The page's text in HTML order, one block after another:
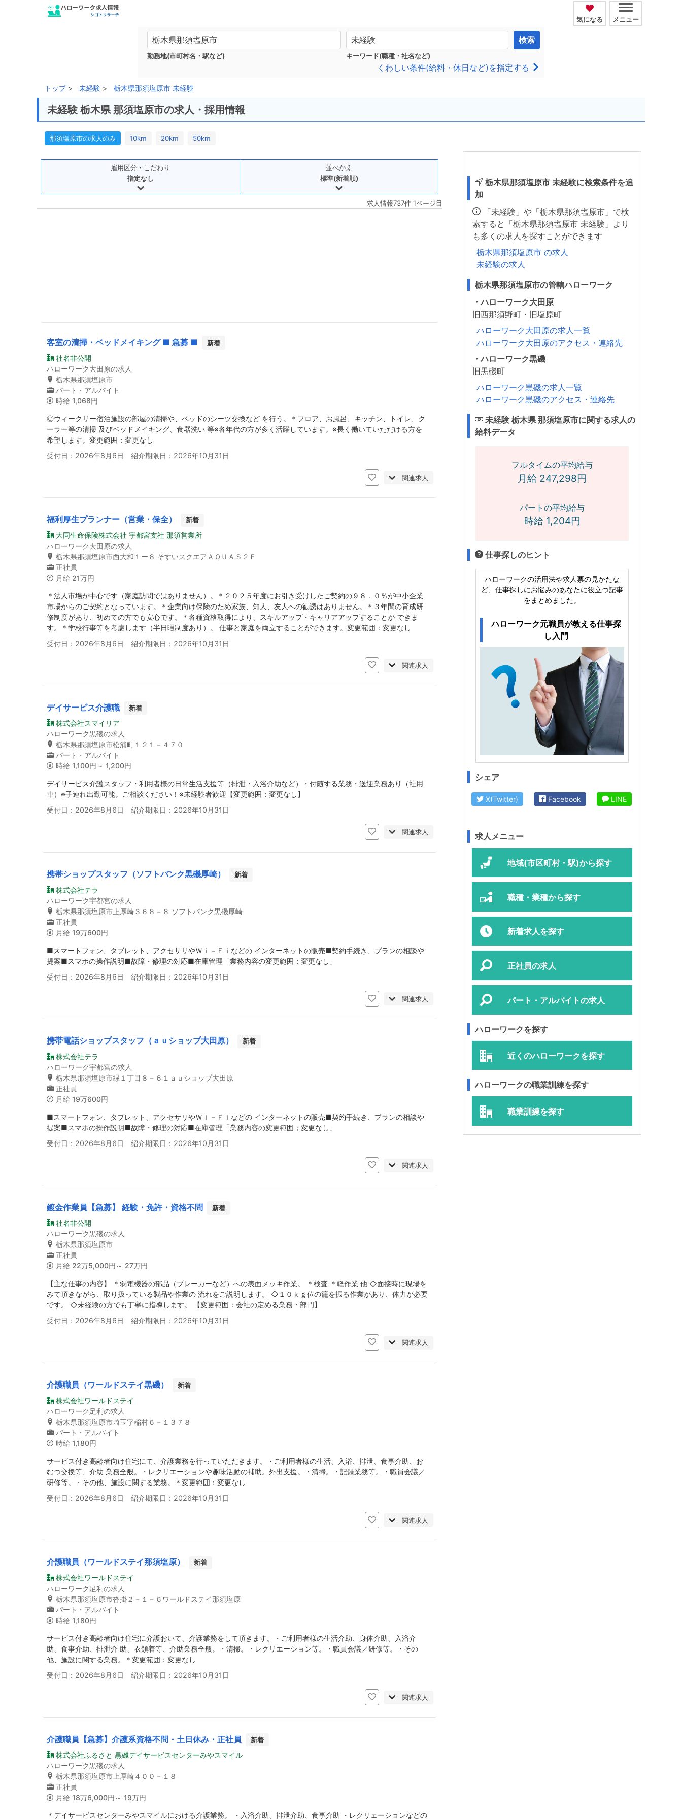
気になる メニュー
勤務地(市町村名・駅など) キーワード(職種・社名など)
検索
くわしい条件(給料・休日など)を指定する
トップ 未経験 栃木県那須塩原市 未経験
未経験 栃木県 那須塩原市の求人・採用情報
那須塩原市の求人のみ 10km 20km 50km
雇用区分・こだわり
指定なし
並べかえ
標準(新着順)
求人情報737件 1ページ目
客室の清掃・ベッドメイキング ■ 急募 ■ 新着
社名非公開
ハローワーク大田原の求人
栃木県那須塩原市
パート・アルバイト
時給 1,068円
◎ウィークリー宿泊施設の部屋の清掃や、ベッドのシーツ交換など を行う。＊フロア、お風呂、キッチン、トイレ、ク
ーラー等の清掃 及びベッドメイキング、食器洗い 等※各年代の方が多く活躍しています。※長く働いていただける方を
希望します。変更範囲：変更なし
受付日：2026年8月6日 紹介期限日：2026年10月31日
関連求人
福利厚生プランナー（営業・保全） 新着
大同生命保険株式会社 宇都宮支社 那須営業所
ハローワーク大田原の求人
栃木県那須塩原市西大和１ー８ そすいスクエアＡＱＵＡＳ２Ｆ
正社員
月給 21万円
＊法人市場が中心です（家庭訪問ではありません）。＊２０２５年度にお引き受けしたご契約の９８．０％が中小企業
市場からのご契約となっています。＊企業向け保険のため家族、知人、友人への勧誘はありません。＊３年間の育成研
修制度があり、初めての方でも安心です。＊各種資格取得により、スキルアップ・キャリアアップすることが できま
す。＊学校行事等を考慮します（半日暇制度あり）。 仕事と家庭を両立することができます。変更範囲：変更なし
受付日：2026年8月6日 紹介期限日：2026年10月31日
関連求人
デイサービス介護職 新着
株式会社スマイリア
ハローワーク黒磯の求人
栃木県那須塩原市松浦町１２１－４７０
パート・アルバイト
時給 1,100円～ 1,200円
デイサービス介護スタッフ・利用者様の日常生活支援等（排泄・入浴介助など）・付随する業務・送迎業務あり（社用
車）※子連れ出勤可能。ご相談ください！※未経験者歓迎【変更範囲：変更なし】
受付日：2026年8月6日 紹介期限日：2026年10月31日
関連求人
携帯ショップスタッフ（ソフトバンク黒磯厚崎） 新着
株式会社テラ
ハローワーク宇都宮の求人
栃木県那須塩原市上厚崎３６８－８ ソフトバンク黒磯厚崎
正社員
月給 19万600円
■スマートフォン、タブレット、アクセサリやＷｉ－Ｆｉなどの インターネットの販売■契約手続き、プランの相談や
提案■スマホの操作説明■故障・修理の対応■在庫管理「業務内容の変更範囲；変更なし」
受付日：2026年8月6日 紹介期限日：2026年10月31日
関連求人
携帯電話ショップスタッフ（ａｕショップ大田原） 新着
株式会社テラ
ハローワーク宇都宮の求人
栃木県那須塩原市緑１丁目８－６１ａｕショップ大田原
正社員
月給 19万600円
■スマートフォン、タブレット、アクセサリやＷｉ－Ｆｉなどの インターネットの販売■契約手続き、プランの相談や
提案■スマホの操作説明■故障・修理の対応■在庫管理「業務内容の変更範囲；変更なし」
受付日：2026年8月6日 紹介期限日：2026年10月31日
関連求人
鍍金作業員【急募】 経験・免許・資格不問 新着
社名非公開
ハローワーク黒磯の求人
栃木県那須塩原市
正社員
月給 22万5,000円～ 27万円
【主な仕事の内容】 ＊弱電機器の部品（ブレーカーなど）への表面メッキ作業。 ＊検査 ＊軽作業 他 ◇面接時に現場を
みて頂きながら、取り扱っている製品や作業の 流れをご説明します。 ◇１０ｋｇ位の籠を振る作業があり、体力が必要
です。 ◇未経験の方でも丁寧に指導します。 【変更範囲：会社の定める業務・部門】
受付日：2026年8月6日 紹介期限日：2026年10月31日
関連求人
介護職員（ワールドステイ黒磯） 新着
株式会社ワールドステイ
ハローワーク足利の求人
栃木県那須塩原市埼玉字稲村６－１３７８
パート・アルバイト
時給 1,180円
サービス付き高齢者向け住宅にて、介護業務を行っていただきます。・ご利用者様の生活、入浴、排泄、食事介助、お
むつ交換等、介助 業務全般。・レクリエーションや趣味活動の補助。外出支援。・清掃。・記録業務等。・職員会議／
研修等。・その他、施設に関する業務。＊変更範囲：変更なし
受付日：2026年8月6日 紹介期限日：2026年10月31日
関連求人
介護職員（ワールドステイ那須塩原） 新着
株式会社ワールドステイ
ハローワーク足利の求人
栃木県那須塩原市沓掛２－１－６ワールドステイ那須塩原
パート・アルバイト
時給 1,180円
サービス付き高齢者向け住宅に介護おいて、介護業務をして頂きます。・ご利用者様の生活介助、身体介助、入浴介
助、食事介助、排泄介 助、衣類着等、介助業務全般。・清掃。・レクリエーション等。・職員会議／研修等。・その
他、施設に関する業務。＊変更範囲：変更なし
受付日：2026年8月6日 紹介期限日：2026年10月31日
関連求人
介護職員【急募】介護系資格不問・土日休み・正社員 新着
株式会社ふるさと 黒磯デイサービスセンターみやスマイル
ハローワーク黒磯の求人
栃木県那須塩原市上厚崎４００－１８
正社員
月給 18万6,000円～ 19万円
＊デイサービスセンターみやスマイルにおける介護業務。 ・入浴介助、排泄介助、食事介助 ・レクリェーションなどの
栃木県那須塩原市 未経験に検索条件を追
加
「未経験」や「栃木県那須塩原市」で検
索すると「栃木県那須塩原市 未経験」より
も多くの求人を探すことができます
栃木県那須塩原市 の求人
未経験の求人
栃木県那須塩原市の管轄ハローワーク
・ハローワーク大田原
旧西那須野町・旧塩原町
ハローワーク大田原の求人一覧
ハローワーク大田原のアクセス・連絡先
・ハローワーク黒磯
旧黒磯町
ハローワーク黒磯の求人一覧
ハローワーク黒磯のアクセス・連絡先
未経験 栃木県 那須塩原市に関する求人の
給料データ
フルタイムの平均給与
月給 247,298円
パートの平均給与
時給 1,204円
仕事探しのヒント
ハローワークの活用法や求人票の見かたな
ど、仕事探しにお悩みのあなたに役立つ記事
をまとめました。
ハローワーク元職員が教える仕事探
し入門
シェア
X(Twitter) Facebook LINE
求人メニュー
地域(市区町村・駅)から探す
職種・業種から探す
新着求人を探す
正社員の求人
パート・アルバイトの求人
ハローワークを探す
近くのハローワークを探す
ハローワークの職業訓練を探す
職業訓練を探す